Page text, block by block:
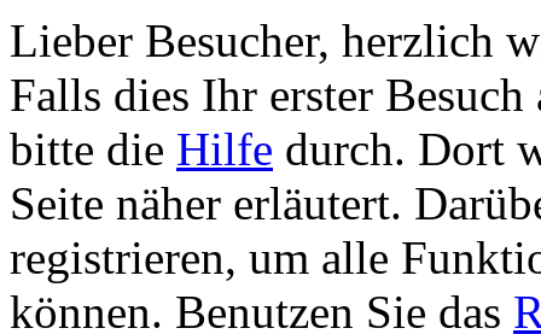
Lieber Besucher, herzlich
Falls dies Ihr erster
bitte die Hilfe durch. Dort
Seite näher erläutert.
registrieren, um alle
können. Benutzen Sie das